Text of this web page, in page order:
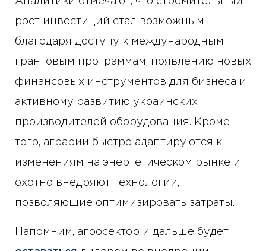
рост инвестиций стал возможным
благодаря доступу к международным
грантовым программам, появлению новых
финансовых инструментов для бизнеса и
активному развитию украинских
производителей оборудования. Кроме
того, аграрии быстро адаптируются к
изменениям на энергетическом рынке и
охотно внедряют технологии,
позволяющие оптимизировать затраты.
Напомним, агросектор и дальше будет